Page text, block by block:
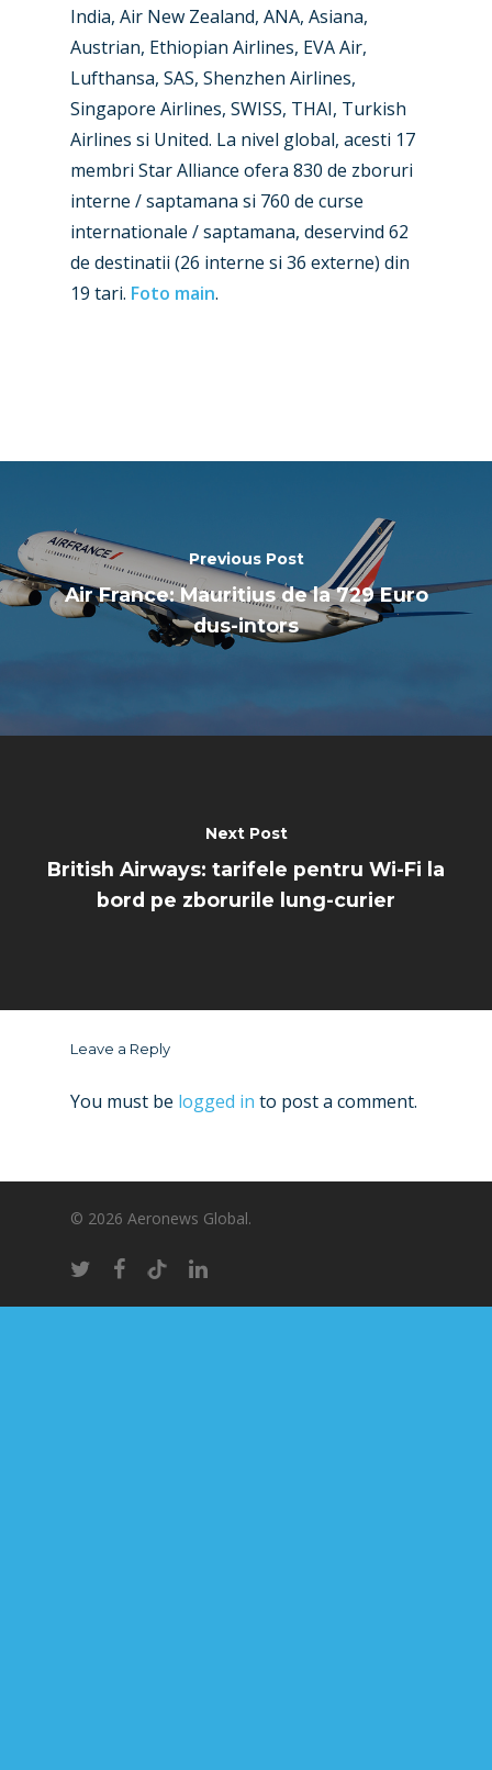
India, Air New Zealand, ANA, Asiana,
Austrian, Ethiopian Airlines, EVA Air,
Lufthansa, SAS, Shenzhen Airlines,
Singapore Airlines, SWISS, THAI, Turkish
Airlines si United. La nivel global, acesti 17
membri Star Alliance ofera 830 de zboruri
interne / saptamana si 760 de curse
internationale / saptamana, deservind 62
de destinatii (26 interne si 36 externe) din
19 tari. Foto main.
Previous Post
Air France: Mauritius de la 729 Euro
dus-intors
Next Post
British Airways: tarifele pentru Wi-Fi la
bord pe zborurile lung-curier
Leave a Reply
You must be logged in to post a comment.
© 2026 Aeronews Global.
Dubai 2025
Paris 2025
Farnborough 2024
Paris 2023
Farnborough 2022
Business Jets
Military
Trip Reports
Marketplace
Jobs
Contact